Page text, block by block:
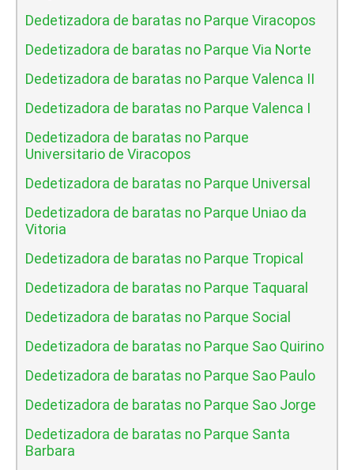
Dedetizadora de baratas no Parque Viracopos
Dedetizadora de baratas no Parque Via Norte
Dedetizadora de baratas no Parque Valenca II
Dedetizadora de baratas no Parque Valenca I
Dedetizadora de baratas no Parque
Universitario de Viracopos
Dedetizadora de baratas no Parque Universal
Dedetizadora de baratas no Parque Uniao da
Vitoria
Dedetizadora de baratas no Parque Tropical
Dedetizadora de baratas no Parque Taquaral
Dedetizadora de baratas no Parque Social
Dedetizadora de baratas no Parque Sao Quirino
Dedetizadora de baratas no Parque Sao Paulo
Dedetizadora de baratas no Parque Sao Jorge
Dedetizadora de baratas no Parque Santa
Barbara